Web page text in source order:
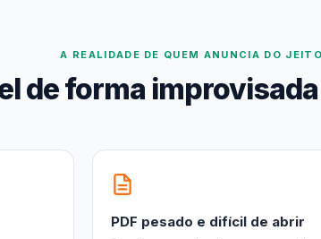
A REALIDADE DE QUEM ANUNCIA DO
de forma
PDF pesado e difícil de abrir